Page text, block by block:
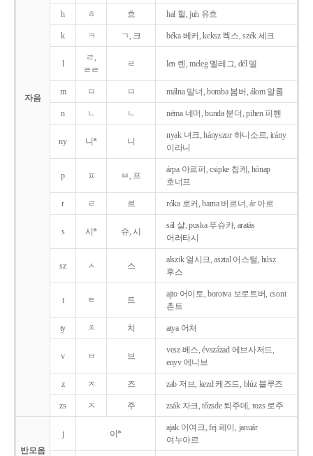
자음
h ㅎ 흐 hal 헐, juh 유흐
k ㅋ ㄱ, 크 béka 베커, keksz 켁스, szék 세크
l
ㄹ,
ㄹㄹ
ㄹ len 렌, meleg 멜레그, dél 델
m ㅁ ㅁ málna 말너, bomba 봄버, álom 알롬
n ㄴ ㄴ néma 네머, bunda 분더, pihen 피헨
ny 니* 니
nyak 녀크, hányszor 하니소르, irány
이라니
p ㅍ ㅂ, 프
árpa 아르퍼, csipke 칩케, hónap
호너프
r ㄹ 르 róka 로커, barna 버르너, ár 아르
s 시* 슈, 시
sál 샬, puska 푸슈카, aratás
어러타시
sz ㅅ 스
alszik 얼시크, asztal 어스털, húsz
후스
t ㅌ 트
ajto 어이토, borotva 보로트버, csont
촌트
ty ㅊ 치 atya 어처
v ㅂ 브
vesz 베스, évszázad 에브사저드,
enyv 에니브
z ㅈ 즈 zab 저브, kezd 케즈드, blúz 블루즈
zs ㅈ 주 zsák 자크, tőzsde 퇴주데, rozs 로주
반모음
j 이*
ajak 어여크, fej 페이, január
여누아르